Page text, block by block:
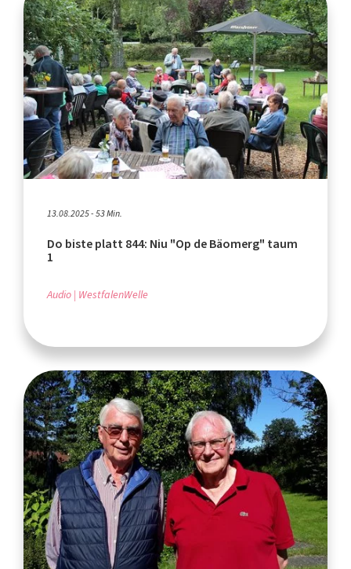
13.08.2025 - 53 Min.
Do biste platt 844: Niu "Op de Bäomerg" taum
1
Audio WestfalenWelle